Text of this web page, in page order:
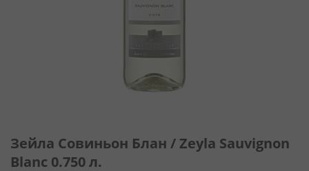
към
началото
на
Зейла Совиньон Блан / Zeyla Sauvignon
Blanc 0.750 л.